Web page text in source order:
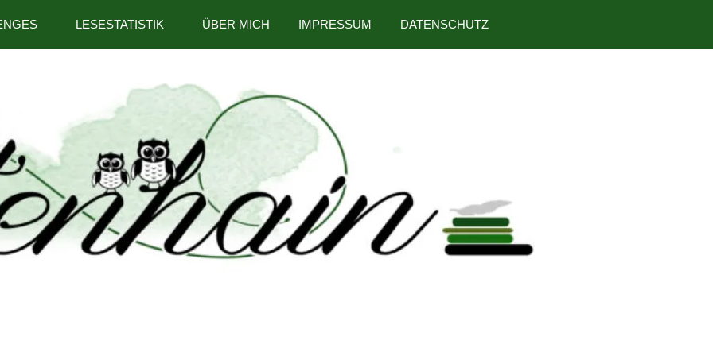
LESESTATISTIK ÜBER MICH IMPRESSUM DATENSCHUTZ